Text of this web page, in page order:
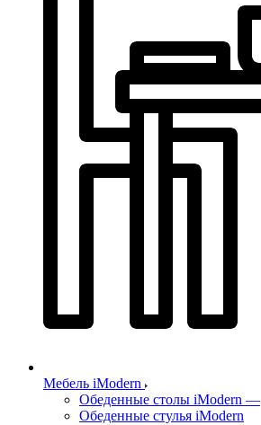
Мебель iModern
Обеденные столы iModern —
Обеденные стулья iModern